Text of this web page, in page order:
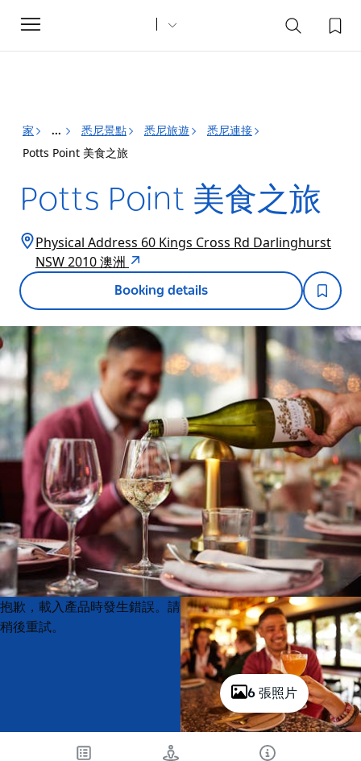
Toggle
navigation
家 ... 悉尼景點 悉尼旅遊
悉尼連接
Potts Point 美食之旅
Potts Point 美食之旅
Physical Address 60 Kings Cross Rd Darlinghurst
NSW 2010 澳洲
Booking details
6 張照片
Product
List
Product
List
抱歉，載入產品時發生錯誤。請
稍後重試。